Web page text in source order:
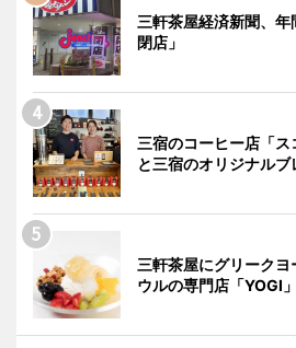
三軒茶屋経済新聞、
閉店」
三宿のコーヒー店「
と三宿のオリジナルブ
三軒茶屋にグリーク
ウルの専門店「YOGI」